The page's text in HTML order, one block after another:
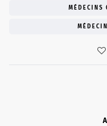
MÉDECINS